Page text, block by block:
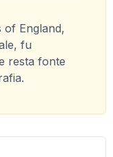
of England,
fu
resta fonte